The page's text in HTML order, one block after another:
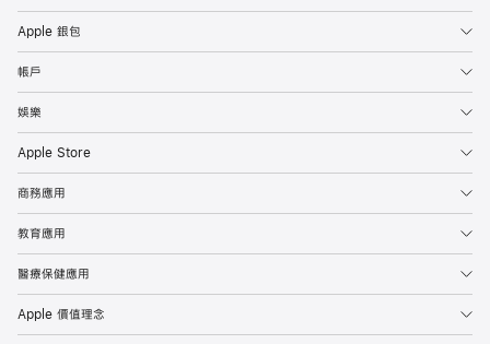
Apple 銀包
帳戶
娛樂
Apple Store
商務應用
教育應用
醫療保健應用
Apple 價值理念